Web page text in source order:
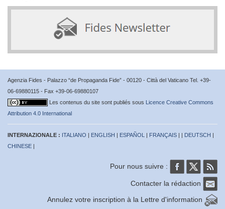
Agenzia Fides - Palazzo “de Propaganda Fide” - 00120 - Città del Vaticano Tel. +39-
06-69880115 - Fax +39-06-69880107
Les contenus du site sont publiés sous Licence Creative Commons
Attribution 4.0 International
INTERNAZIONALE : ITALIANO | ENGLISH | ESPAÑOL | FRANÇAIS | | DEUTSCH |
CHINESE |
Pour nous suivre :
Contacter la rédaction
Annulez votre inscription à la Lettre d'information